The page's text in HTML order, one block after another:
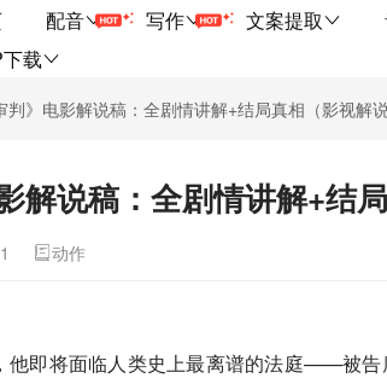
配音 写作 文案提取
载
判》电影解说稿：全剧情讲解+结局真相（影视解说
解说稿：全剧情讲解+结
动作
他即将面临人类史上最离谱的法庭——被